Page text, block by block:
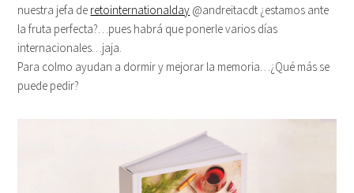
nuestra jefa de retointernationalday @andreitacdt ¿estamos ante
la fruta perfecta?…pues habrá que ponerle varios días
internacionales…jaja.
Para colmo ayudan a dormir y mejorar la memoria…¿Qué más se
puede pedir?